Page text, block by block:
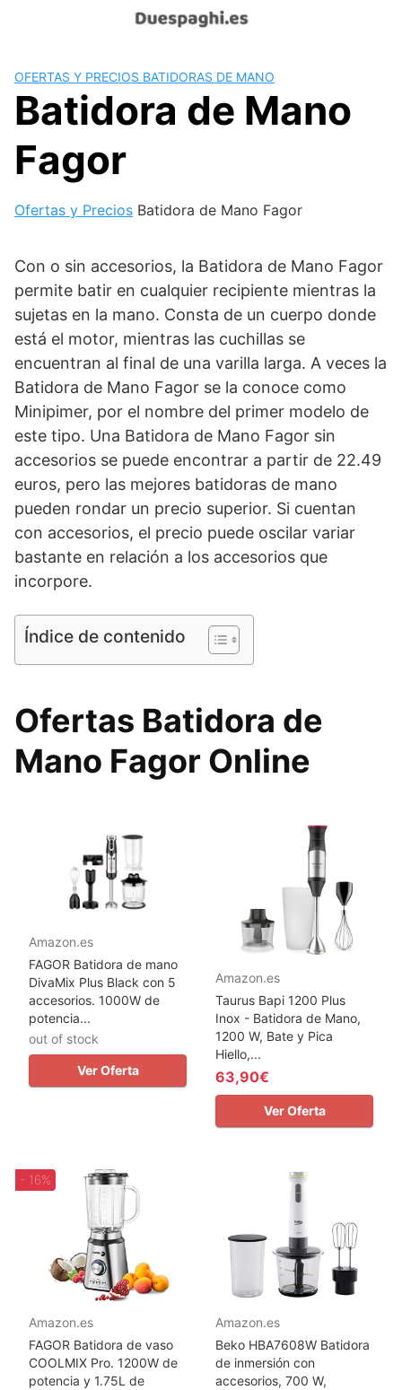
OFERTAS Y PRECIOS BATIDORAS DE MANO
Batidora de Mano
Fagor
Ofertas y Precios Batidora de Mano Fagor
Con o sin accesorios, la Batidora de Mano Fagor
permite batir en cualquier recipiente mientras la
sujetas en la mano. Consta de un cuerpo donde
está el motor, mientras las cuchillas se
encuentran al final de una varilla larga. A veces la
Batidora de Mano Fagor se la conoce como
Minipimer, por el nombre del primer modelo de
este tipo. Una Batidora de Mano Fagor sin
accesorios se puede encontrar a partir de 22.49
euros, pero las mejores batidoras de mano
pueden rondar un precio superior. Si cuentan
con accesorios, el precio puede oscilar variar
bastante en relación a los accesorios que
incorpore.
Índice de contenido
Ofertas Batidora de
Mano Fagor Online
Amazon.es
FAGOR Batidora de mano
DivaMix Plus Black con 5
accesorios. 1000W de
potencia...
out of stock
Ver Oferta
Amazon.es
Taurus Bapi 1200 Plus
Inox - Batidora de Mano,
1200 W, Bate y Pica
Hiello,...
63,90€
Ver Oferta
- 16%
Amazon.es
FAGOR Batidora de vaso
COOLMIX Pro. 1200W de
potencia y 1.75L de
Amazon.es
Beko HBA7608W Batidora
de inmersión con
accesorios, 700 W,